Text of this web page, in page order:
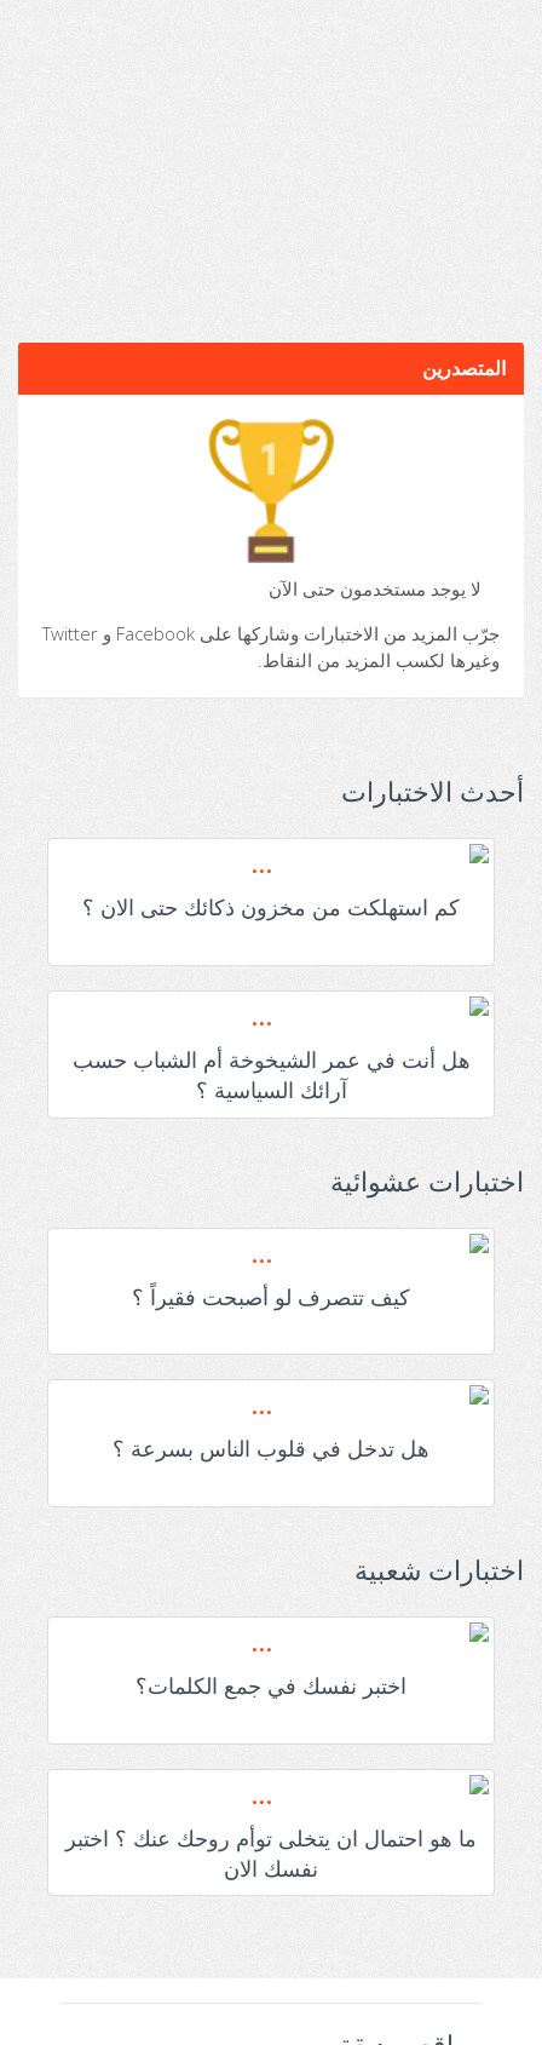
المتصدرين
لا يوجد مستخدمون حتى الآن
جرّب المزيد من الاختبارات وشاركها على Facebook و Twitter
وغيرها لكسب المزيد من النقاط.
أحدث الاختبارات
كم استهلكت من مخزون ذكائك حتى الان ؟
هل أنت في عمر الشيخوخة أم الشباب حسب
آرائك السياسية ؟
اختبارات عشوائية
كيف تتصرف لو أصبحت فقيراً ؟
هل تدخل في قلوب الناس بسرعة ؟
اختبارات شعبية
اختبر نفسك في جمع الكلمات؟
ما هو احتمال ان يتخلى توأم روحك عنك ؟ اختبر
نفسك الان